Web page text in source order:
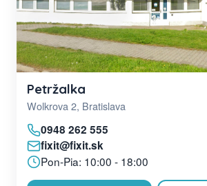
Petržalka
Wolkrova 2, Bratislava
0948 262 555
fixit@fixit.sk
Pon-Pia: 10:00 - 18:00